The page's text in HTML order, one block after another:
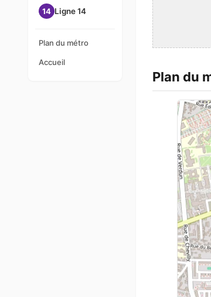
14 Ligne 14
Plan du métro
Accueil
Plan du